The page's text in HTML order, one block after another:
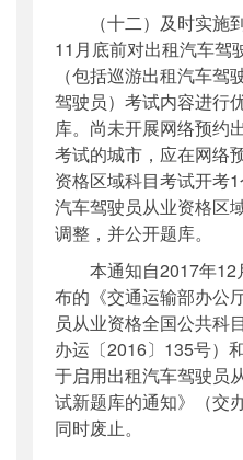
（十二）及时实施
11月底前对出租汽车驾
（包括巡游出租汽车
驾驶员）考试内容进行
库。尚未开展网络预约
考试的城市，应在网络
资格区域科目考试开考
汽车驾驶员从业资格区
调整，并公开题库。
本通知自2017年12
布的《交通运输部办公
员从业资格全国公共科
办运〔2016〕135号）
于启用出租汽车驾驶员
试新题库的通知》（交
同时废止。